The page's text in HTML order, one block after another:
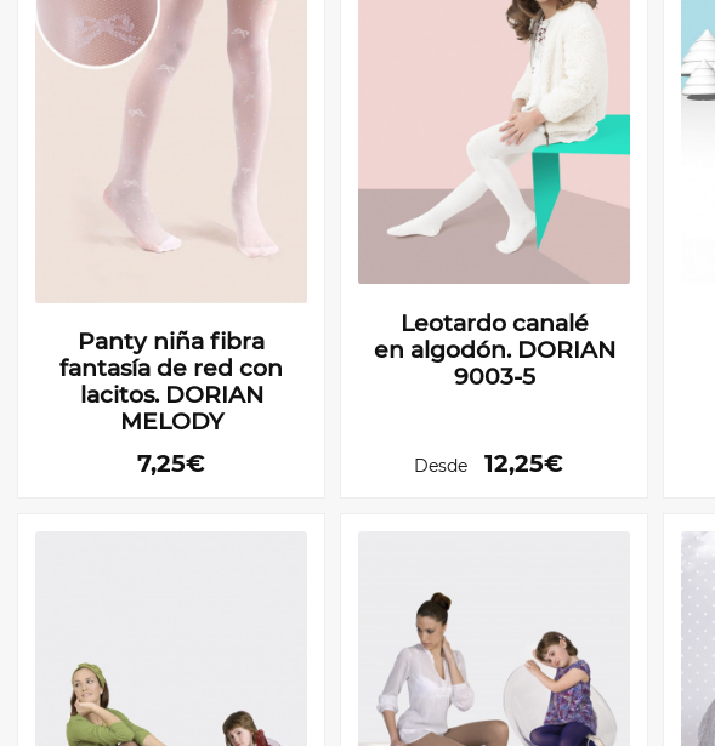
Panty niña fibra
fantasía de red con
lacitos. DORIAN
MELODY
7,25€
Leotardo canalé
en algodón. DORIAN
9003-5
Desde 12,25€